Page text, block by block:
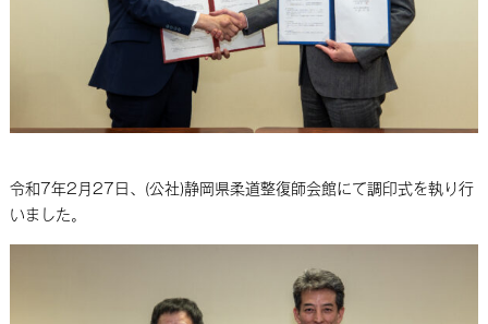
令和7年2月27日、(公社)静岡県柔道整復師会館にて調印式を執り行
いました。